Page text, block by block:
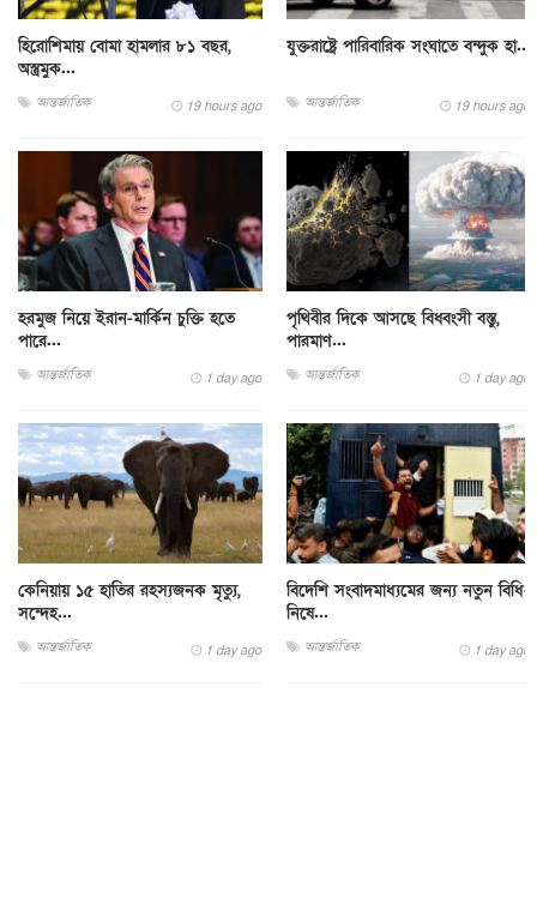
হিরোশিমায় বোমা হামলার ৮১ বছর,
অস্ত্রমুক...
আন্তর্জাতিক 19 hours ago
যুক্তরাষ্ট্রে পারিবারিক সংঘাতে বন্দুক হা...
আন্তর্জাতিক 19 hours ago
হরমুজ নিয়ে ইরান-মার্কিন চুক্তি হতে
পারে...
আন্তর্জাতিক 1 day ago
পৃথিবীর দিকে আসছে বিধ্বংসী বস্তু,
পারমাণ...
আন্তর্জাতিক 1 day ago
কেনিয়ায় ১৫ হাতির রহস্যজনক মৃত্যু,
সন্দেহ...
আন্তর্জাতিক 1 day ago
বিদেশি সংবাদমাধ্যমের জন্য নতুন বিধি-
নিষে...
আন্তর্জাতিক 1 day ago